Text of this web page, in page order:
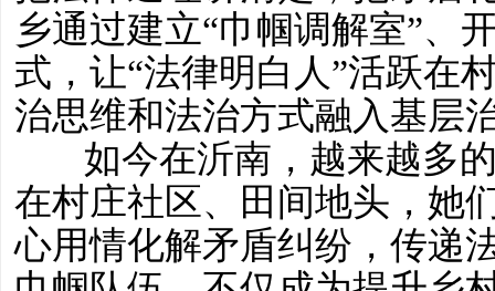
乡通过建立“巾帼调解室”、
式，让“法律明白人”活跃在
治思维和法治方式融入基层
如今在沂南，越来越多
在村庄社区、田间地头，她
心用情化解矛盾纠纷，传递